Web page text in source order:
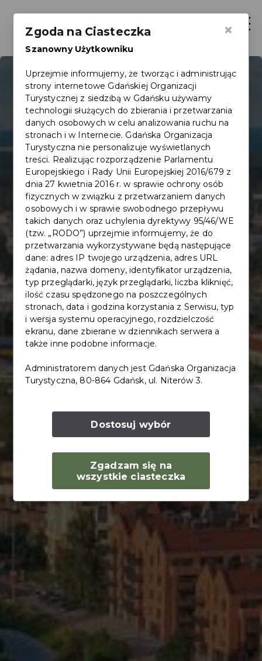
×
Zgoda na Ciasteczka
Szanowny Użytkowniku
Uprzejmie informujemy, że tworząc i administrując
strony internetowe Gdańskiej Organizacji
Turystycznej z siedzibą w Gdańsku używamy
technologii służących do zbierania i przetwarzania
danych osobowych w celu analizowania ruchu na
stronach i w Internecie. Gdańska Organizacja
Turystyczna nie personalizuje wyświetlanych
treści. Realizując rozporządzenie Parlamentu
Europejskiego i Rady Unii Europejskiej 2016/679 z
dnia 27 kwietnia 2016 r. w sprawie ochrony osób
fizycznych w związku z przetwarzaniem danych
osobowych i w sprawie swobodnego przepływu
takich danych oraz uchylenia dyrektywy 95/46/WE
(tzw. „RODO”) uprzejmie informujemy, że do
przetwarzania wykorzystywane będą następujące
dane: adres IP twojego urządzenia, adres URL
żądania, nazwa domeny, identyfikator urządzenia,
typ przeglądarki, język przeglądarki, liczba kliknięć,
ilość czasu spędzonego na poszczególnych
stronach, data i godzina korzystania z Serwisu, typ
i wersja systemu operacyjnego, rozdzielczość
ekranu, dane zbierane w dziennikach serwera a
także inne podobne informacje.
Administratorem danych jest Gdańska Organizacja
Turystyczna, 80-864 Gdańsk, ul. Niterów 3.
Dostosuj wybór
Zgadzam się na
wszystkie ciasteczka